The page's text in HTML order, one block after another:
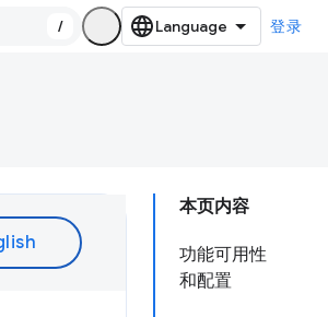
/ 登录
本页内容
功能可用性
和配置